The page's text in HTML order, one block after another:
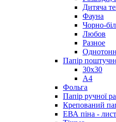
Дитяча
Фауна
Чорно-
Любов
Разное
Папір
30х30
А4
Фольга
Папір ручної
Крепований
ЕВА піна -